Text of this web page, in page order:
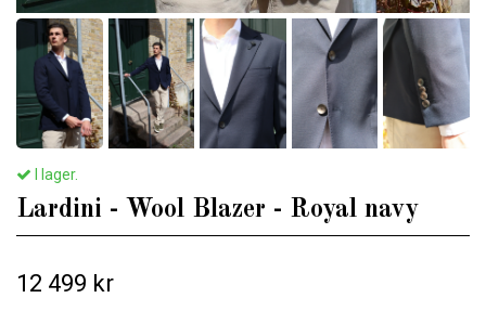
I lager.
Lardini - Wool Blazer - Royal navy
12 499 kr